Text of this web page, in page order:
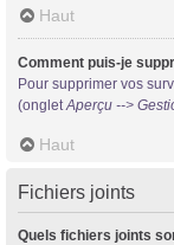
Haut
Comment puis-je
Pour supprimer vos
(ongletAperçu -->
Haut
Fichiers joints
Quels fichiers joints